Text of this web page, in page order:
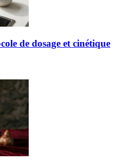
de dosage et cinétique